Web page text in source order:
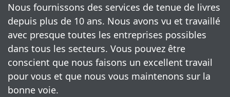
Nous fournissons des services de tenue de livres
depuis plus de 10 ans. Nous avons vu et travaillé
avec presque toutes les entreprises possibles
dans tous les secteurs. Vous pouvez être
conscient que nous faisons un excellent travail
pour vous et que nous vous maintenons sur la
bonne voie.